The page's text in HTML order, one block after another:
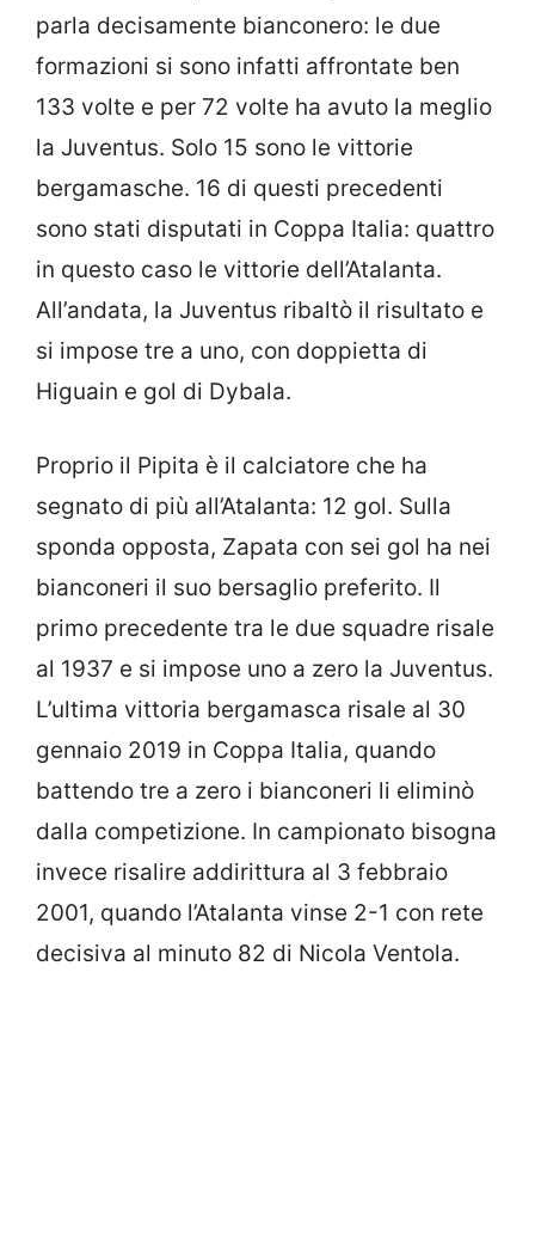
parla decisamente bianconero: le due
formazioni si sono infatti affrontate ben
133 volte e per 72 volte ha avuto la meglio
la Juventus. Solo 15 sono le vittorie
bergamasche. 16 di questi precedenti
sono stati disputati in Coppa Italia: quattro
in questo caso le vittorie dell’Atalanta.
All’andata, la Juventus ribaltò il risultato e
si impose tre a uno, con doppietta di
Higuain e gol di Dybala.
Proprio il Pipita è il calciatore che ha
segnato di più all’Atalanta: 12 gol. Sulla
sponda opposta, Zapata con sei gol ha nei
bianconeri il suo bersaglio preferito. Il
primo precedente tra le due squadre risale
al 1937 e si impose uno a zero la Juventus.
L’ultima vittoria bergamasca risale al 30
gennaio 2019 in Coppa Italia, quando
battendo tre a zero i bianconeri li eliminò
dalla competizione. In campionato bisogna
invece risalire addirittura al 3 febbraio
2001, quando l’Atalanta vinse 2-1 con rete
decisiva al minuto 82 di Nicola Ventola.